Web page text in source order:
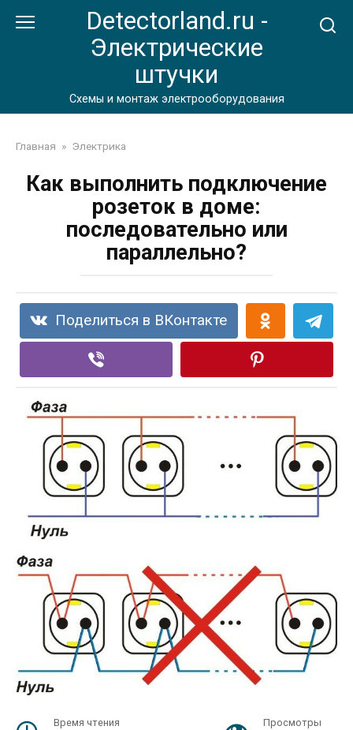
Detectorland.ru -
Электрические
штучки
Схемы и монтаж электрооборудования
Главная » Электрика
Как выполнить подключение
розеток в доме:
последовательно или
параллельно?
Поделиться в ВКонтакте
Время чтения Просмотры